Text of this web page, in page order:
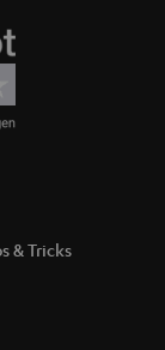
& Tricks